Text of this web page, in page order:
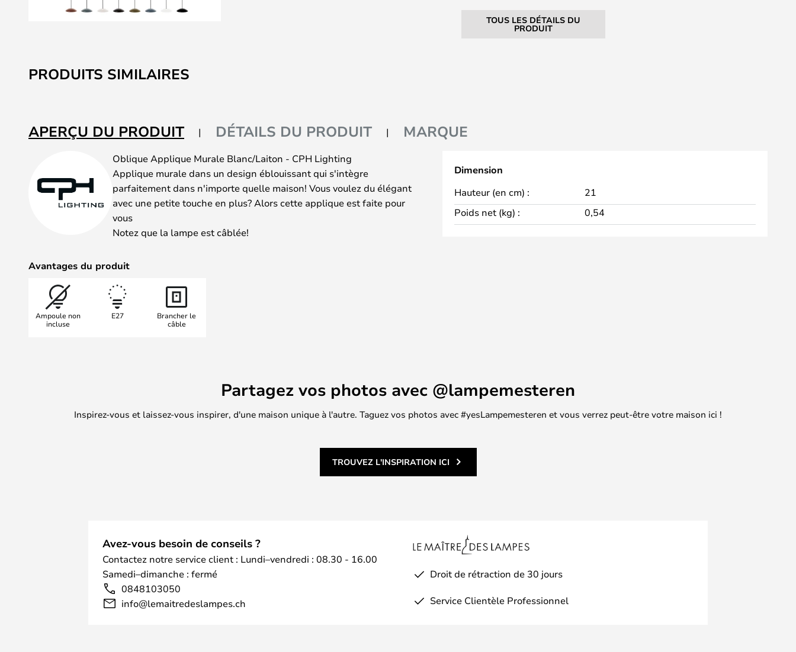
beginning
gallery
TOUS LES DÉTAILS DU
PRODUIT
PRODUITS SIMILAIRES
APERÇU DU PRODUIT DÉTAILS DU PRODUIT MARQUE
Oblique Applique Murale Blanc/Laiton - CPH Lighting
Applique murale dans un design éblouissant qui s'intègre
parfaitement dans n'importe quelle maison! Vous voulez du élégant
avec une petite touche en plus? Alors cette applique est faite pour
vous
Notez que la lampe est câblée!
Avantages du produit
Ampoule non
incluse
E27
Brancher le
câble
Dimension
Hauteur (en cm) :
21
Poids net (kg) :
0,54
Partagez vos photos avec @lampemesteren
Inspirez-vous et laissez-vous inspirer, d'une maison unique à l'autre. Taguez vos photos avec #yesLampemesteren et vous verrez peut-être votre maison ici !
TROUVEZ L'INSPIRATION ICI
Avez-vous besoin de conseils ?
Contactez notre service client : Lundi–vendredi : 08.30 - 16.00
Samedi–dimanche : fermé
0848103050
info@lemaitredeslampes.ch
Droit de rétraction de 30 jours
Service Clientèle Professionnel